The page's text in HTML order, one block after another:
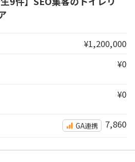
¥1,200,000
¥0
¥0
GA連携 7,860